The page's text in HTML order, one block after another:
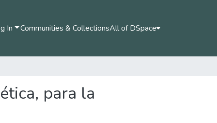
In Communities & CollectionsAll of DSpace
para la